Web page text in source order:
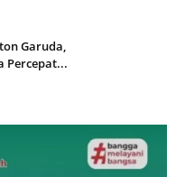
Garuda,
Percepat...